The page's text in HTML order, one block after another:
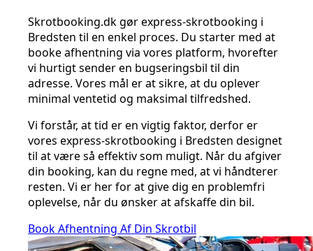
Skrotbooking.dk gør express-skrotbooking i
Bredsten til en enkel proces. Du starter med at
booke afhentning via vores platform, hvorefter
vi hurtigt sender en bugseringsbil til din
adresse. Vores mål er at sikre, at du oplever
minimal ventetid og maksimal tilfredshed.
Vi forstår, at tid er en vigtig faktor, derfor er
vores express-skrotbooking i Bredsten designet
til at være så effektiv som muligt. Når du afgiver
din booking, kan du regne med, at vi håndterer
resten. Vi er her for at give dig en problemfri
oplevelse, når du ønsker at afskaffe din bil.
Book Afhentning Af Din Skrotbil